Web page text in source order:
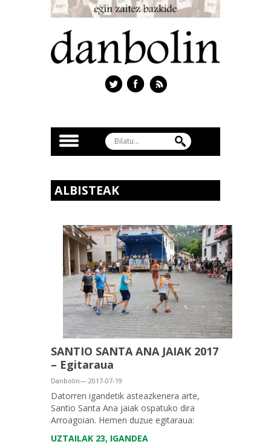
ALBISTEAK
SANTIO SANTA ANA JAIAK 2017
– Egitaraua
Danbolin— 2017-07-19
Datorren igandetik asteazkenera arte,
Santio Santa Ana jaiak ospatuko dira
Arroagoian. Hemen duzue egitaraua:
UZTAILAK 23, IGANDEA